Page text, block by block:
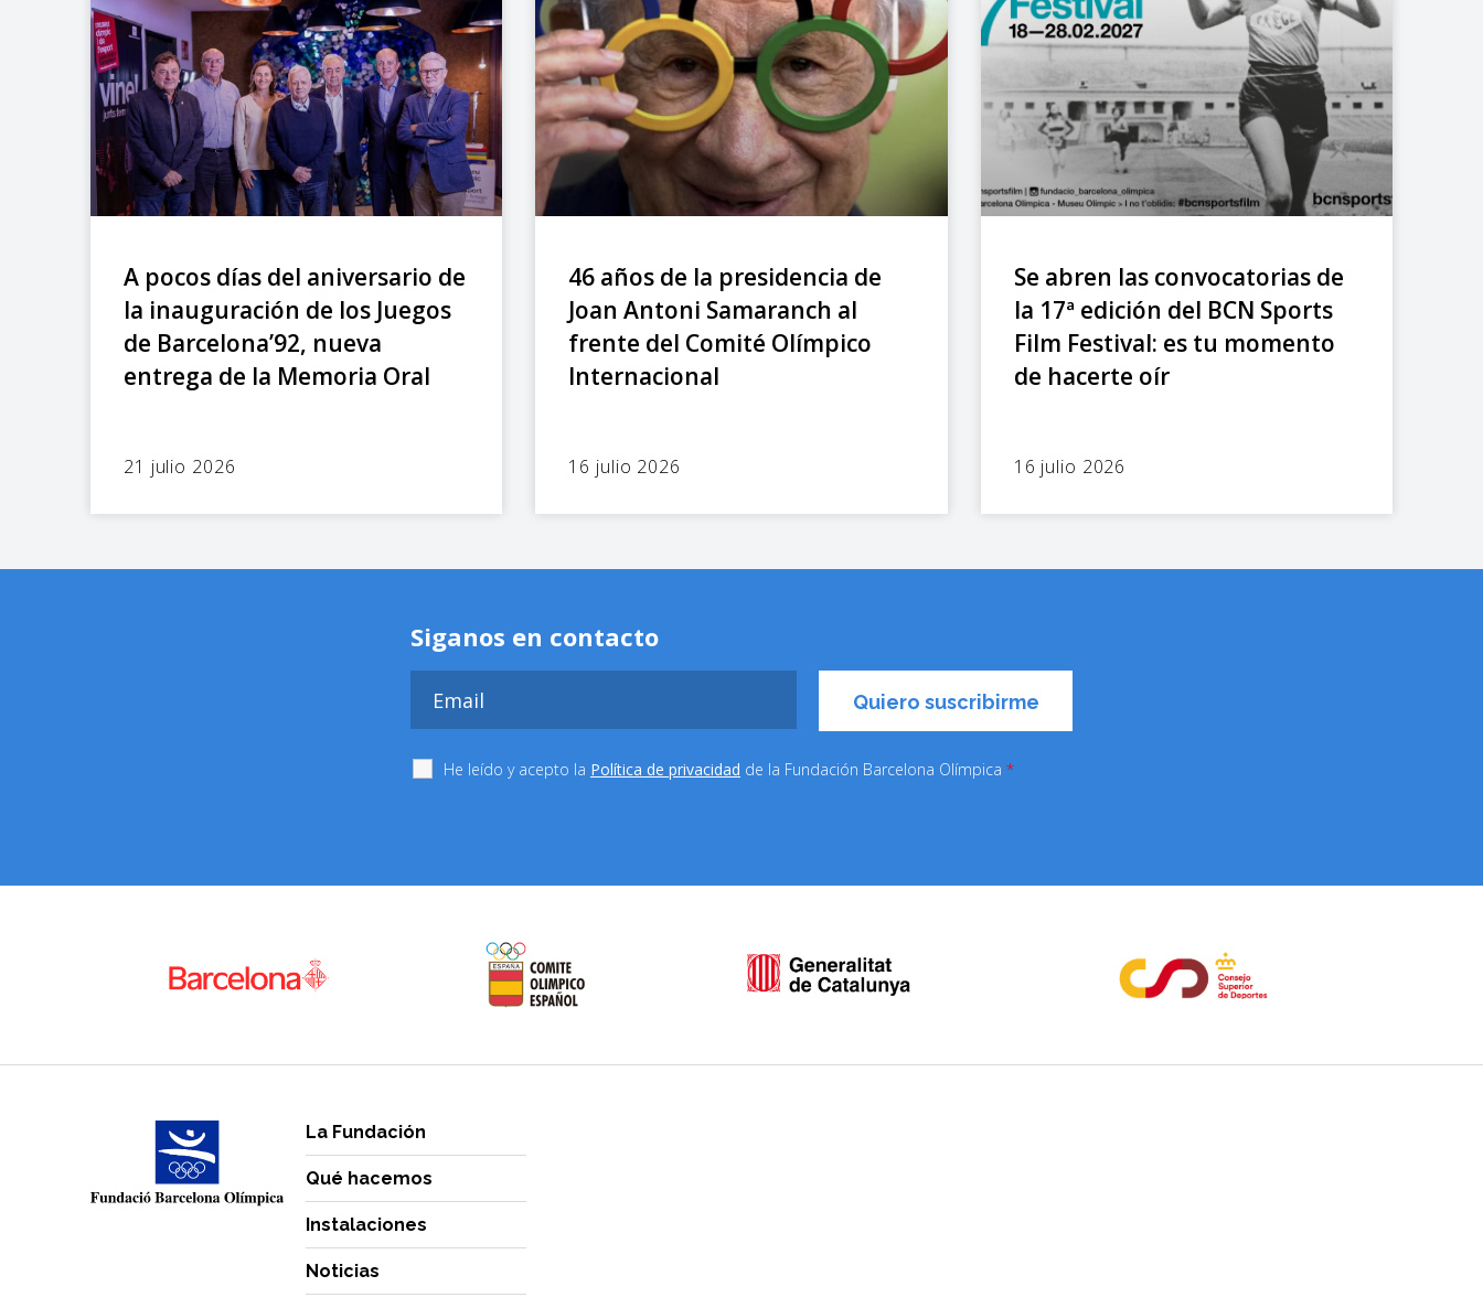
A pocos días del aniversario de
la inauguración de los Juegos
de Barcelona’92, nueva
entrega de la Memoria Oral
21 julio 2026
46 años de la presidencia de
Joan Antoni Samaranch al
frente del Comité Olímpico
Internacional
16 julio 2026
Se abren las convocatorias de
la 17ª edición del BCN Sports
Film Festival: es tu momento
de hacerte oír
16 julio 2026
Siganos en contacto
He leído y acepto la Política de privacidad de la Fundación Barcelona Olímpica *
La Fundación
Qué hacemos
Instalaciones
Noticias